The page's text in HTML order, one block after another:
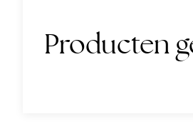
Producten